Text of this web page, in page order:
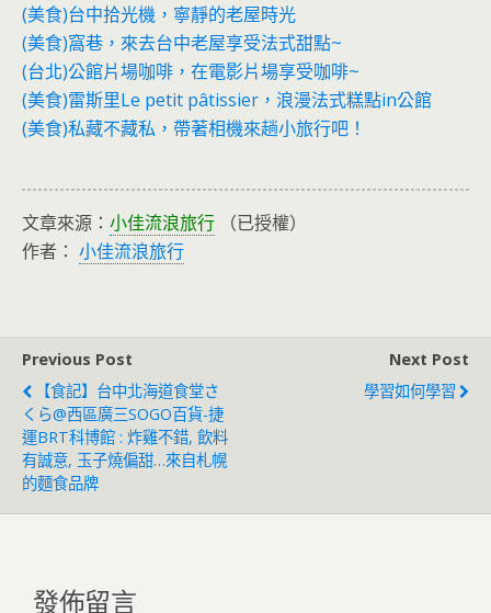
(美食)台中拾光機，寧靜的老屋時光
(美食)窩巷，來去台中老屋享受法式甜點~
(台北)公館片場咖啡，在電影片場享受咖啡~
(美食)雷斯里Le petit pâtissier，浪漫法式糕點in公館
(美食)私藏不藏私，帶著相機來趟小旅行吧！
文章來源： 小佳流浪旅行 （已授權）
作者： 小佳流浪旅行
Previous Post
【食記】台中北海道食堂さ
くら@西區廣三SOGO百貨-捷
運BRT科博館 : 炸雞不錯, 飲料
有誠意, 玉子燒偏甜…來自札幌
的麵食品牌
Next Post
學習如何學習
發佈留言